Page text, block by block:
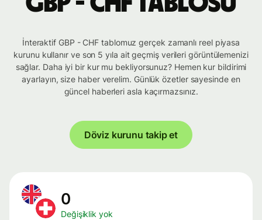
İnteraktif GBP - CHF tablomuz gerçek zamanlı reel piyasa
kurunu kullanır ve son 5 yıla ait geçmiş verileri görüntülemenizi
sağlar. Daha iyi bir kur mu bekliyorsunuz? Hemen kur bildirimi
ayarlayın, size haber verelim. Günlük özetler sayesinde en
güncel haberleri asla kaçırmazsınız.
Döviz kurunu takip et
0
Değişiklik yok